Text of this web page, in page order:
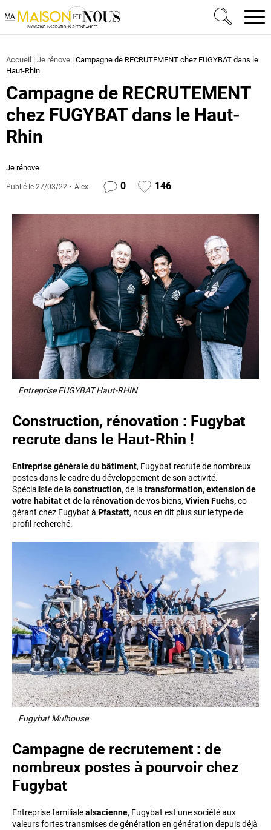
Ma Maison et Nous Construction, rénovation &
Accueil | Je rénove | Campagne de RECRUTEMENT chez FUGYBAT dans le
Haut-Rhin
Campagne de RECRUTEMENT
chez FUGYBAT dans le Haut-
Rhin
Je rénove
Publié le 27/03/22 Alex 0 146
Entreprise FUGYBAT Haut-RHIN
Construction, rénovation : Fugybat
recrute dans le Haut-Rhin !
Entreprise générale du bâtiment, Fugybat recrute de nombreux
postes dans le cadre du développement de son activité.
Spécialiste de la construction, de la transformation, extension de
votre habitatet de la rénovationde vos biens, Vivien Fuchs,co-
gérant chez Fugybat à Pfastatt, nous en dit plus sur le type de
profil recherché.
Fugybat Mulhouse
Campagne de recrutement : de
nombreux postes à pourvoir chez
Fugybat
Entreprise familialealsacienne, Fugybat est une société aux
valeurs fortes transmises de génération en génération depuis déjà